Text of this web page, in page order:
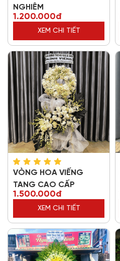
NGHIÊM
1.200.000đ
XEM CHI TIẾT
VÒNG HOA VIẾNG
TANG CAO CẤP
1.500.000đ
XEM CHI TIẾT